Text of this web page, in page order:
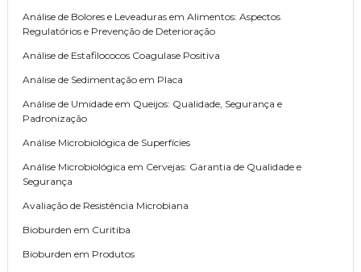
Análise de Bolores e Leveaduras em Alimentos: Aspectos
Regulatórios e Prevenção de Deterioração
Análise de Estafilococos Coagulase Positiva
Análise de Sedimentação em Placa
Análise de Umidade em Queijos: Qualidade, Segurança e
Padronização
Análise Microbiológica de Superfícies
Análise Microbiológica em Cervejas: Garantia de Qualidade e
Segurança
Avaliação de Resistência Microbiana
Bioburden em Curitiba
Bioburden em Produtos